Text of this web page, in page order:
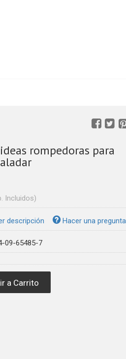
rompedoras para
Incluidos)
descripción Hacer una pregunta
09-65485-7
a Carrito